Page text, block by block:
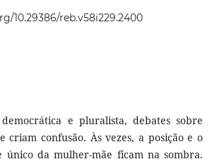
10.29386/reb.v58i229.2400
e pluralista, debates sobre
criam confusão. Às vezes, a posição e o
único da mulher-mãe ficam na sombra.